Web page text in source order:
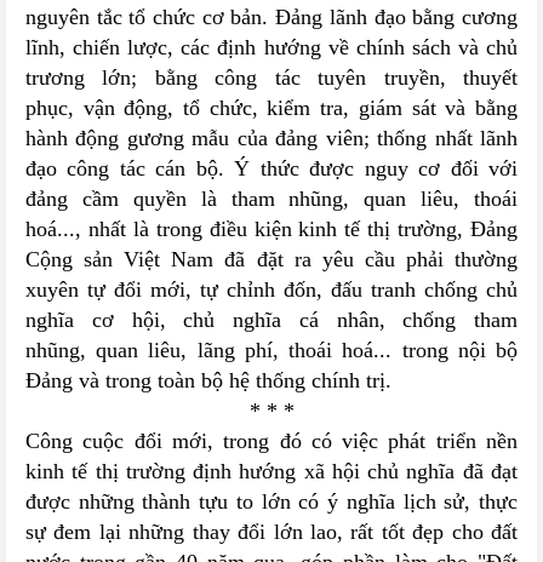
nguyên tắc tổ chức cơ bản. Đảng lãnh đạo bằng cương
lĩnh, chiến lược, các định hướng về chính sách và chủ
trương lớn; bằng công tác tuyên truyền, thuyết
phục, vận động, tổ chức, kiểm tra, giám sát và bằng
hành động gương mẫu của đảng viên; thống nhất lãnh
đạo công tác cán bộ. Ý thức được nguy cơ đối với
đảng cầm quyền là tham nhũng, quan liêu, thoái
hoá..., nhất là trong điều kiện kinh tế thị trường, Đảng
Cộng sản Việt Nam đã đặt ra yêu cầu phải thường
xuyên tự đổi mới, tự chỉnh đốn, đấu tranh chống chủ
nghĩa cơ hội, chủ nghĩa cá nhân, chống tham
nhũng, quan liêu, lãng phí, thoái hoá... trong nội bộ
Đảng và trong toàn bộ hệ thống chính trị.
* * ​*
Công cuộc đổi mới, trong đó có việc phát triển nền
kinh tế thị trường định hướng xã hội chủ nghĩa đã đạt
được những thành tựu to lớn có ý nghĩa lịch sử, thực
sự đem lại những thay đổi lớn lao, rất tốt đẹp cho đất